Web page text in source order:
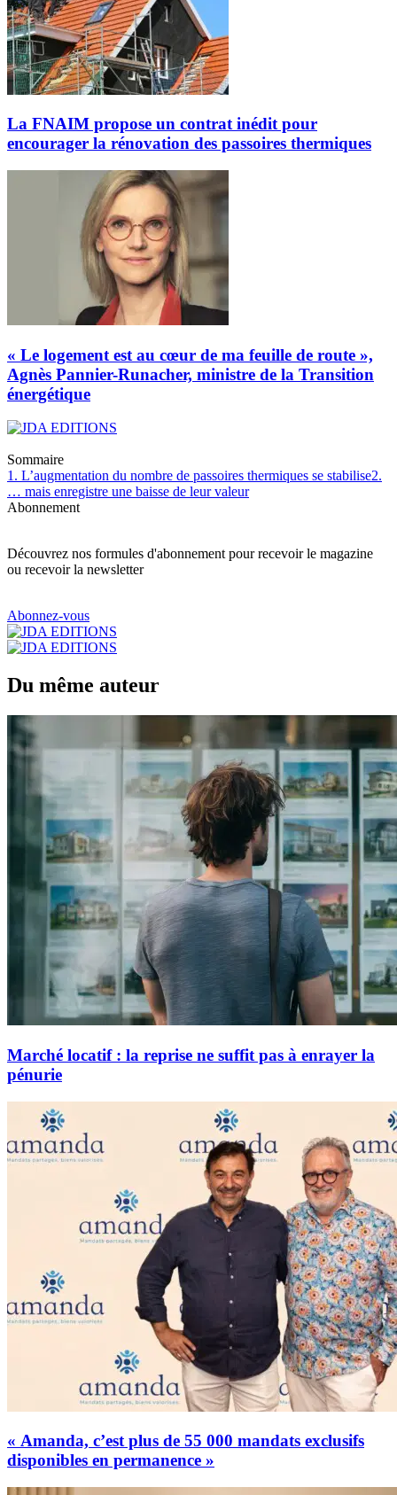
La FNAIM propose un contrat inédit pour
encourager la rénovation des passoires thermiques
« Le logement est au cœur de ma feuille de route »,
Agnès Pannier-Runacher, ministre de la Transition
énergétique
Sommaire
1. L’augmentation du nombre de passoires thermiques se stabilise2.
… mais enregistre une baisse de leur valeur
Abonnement
Découvrez nos formules d'abonnement pour recevoir le magazine
ou recevoir la newsletter
Abonnez-vous
Du même auteur
Marché locatif : la reprise ne suffit pas à enrayer la
pénurie
« Amanda, c’est plus de 55 000 mandats exclusifs
disponibles en permanence »